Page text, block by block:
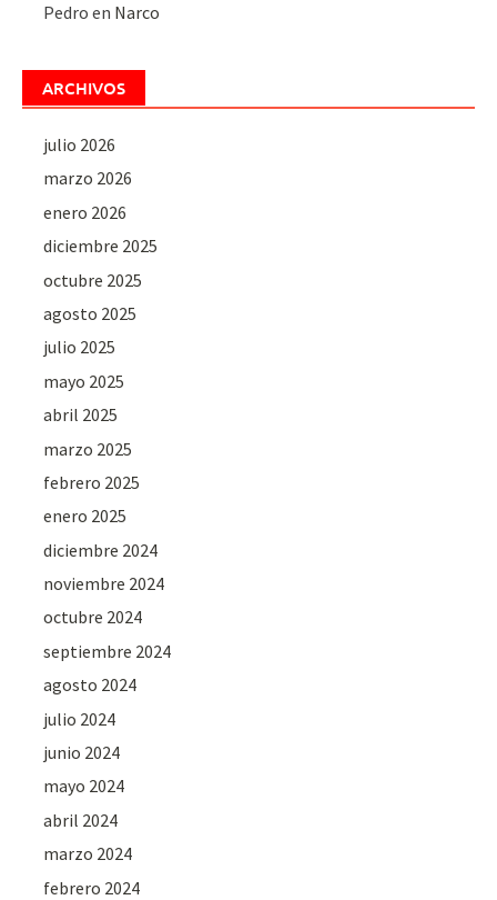
Pedro en Narco
ARCHIVOS
julio 2026
marzo 2026
enero 2026
diciembre 2025
octubre 2025
agosto 2025
julio 2025
mayo 2025
abril 2025
marzo 2025
febrero 2025
enero 2025
diciembre 2024
noviembre 2024
octubre 2024
septiembre 2024
agosto 2024
julio 2024
junio 2024
mayo 2024
abril 2024
marzo 2024
febrero 2024